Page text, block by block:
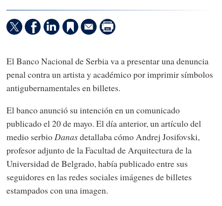
El Banco Nacional de Serbia va a presentar una denuncia
penal contra un artista y académico por imprimir símbolos
antigubernamentales en billetes.
El banco anunció su intención en un comunicado
publicado el 20 de mayo. El día anterior, un artículo del
medio serbioDanasdetallaba cómo Andrej Josifovski,
profesor adjunto de la Facultad de Arquitectura de la
Universidad de Belgrado, había publicado entre sus
seguidores en las redes sociales imágenes de billetes
estampados con una imagen.